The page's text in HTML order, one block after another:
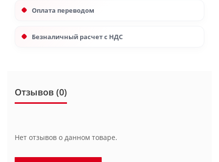
Оплата переводом
Безналичный расчет с НДС
Отзывов (0)
Нет отзывов о данном товаре.